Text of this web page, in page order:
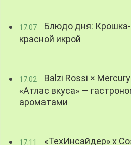
17:07
Блюдо дня:
красной икрой
17:02
Balzi Rossi ×
«Атлас вкуса» —
ароматами
17:11 «ТехИнсайдер» х